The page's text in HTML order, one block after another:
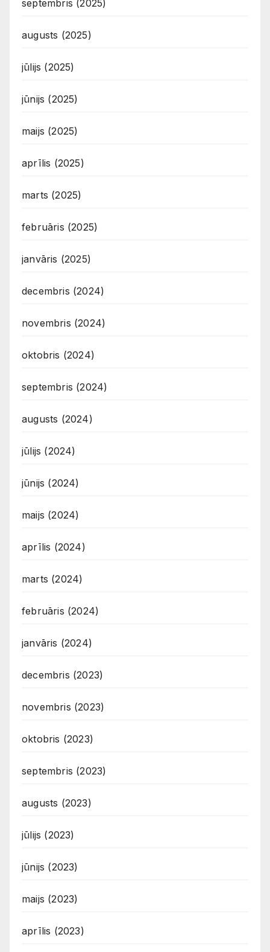
septembris (2025)
augusts (2025)
jūlijs (2025)
jūnijs (2025)
maijs (2025)
aprīlis (2025)
marts (2025)
februāris (2025)
janvāris (2025)
decembris (2024)
novembris (2024)
oktobris (2024)
septembris (2024)
augusts (2024)
jūlijs (2024)
jūnijs (2024)
maijs (2024)
aprīlis (2024)
marts (2024)
februāris (2024)
janvāris (2024)
decembris (2023)
novembris (2023)
oktobris (2023)
septembris (2023)
augusts (2023)
jūlijs (2023)
jūnijs (2023)
maijs (2023)
aprīlis (2023)